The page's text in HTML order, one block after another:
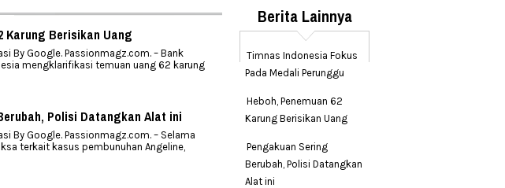
Karung Berisikan Uang
By Google. Passionmagz.com. – Bank
mengklarifikasi temuan uang 62 karung
Polisi Datangkan Alat ini
By Google. Passionmagz.com. – Selama
terkait kasus pembunuhan Angeline,
Berita Lainnya
Timnas Indonesia Fokus
Pada Medali Perunggu
Heboh, Penemuan 62
Karung Berisikan Uang
Pengakuan Sering
Berubah, Polisi Datangkan
Alat ini